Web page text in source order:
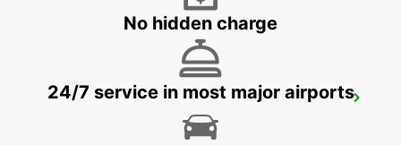
DEVONPORT FERRY TERMINAL
DEVONPORT - AUSTRALIA
No hidden charge
24/7 service in most major airports